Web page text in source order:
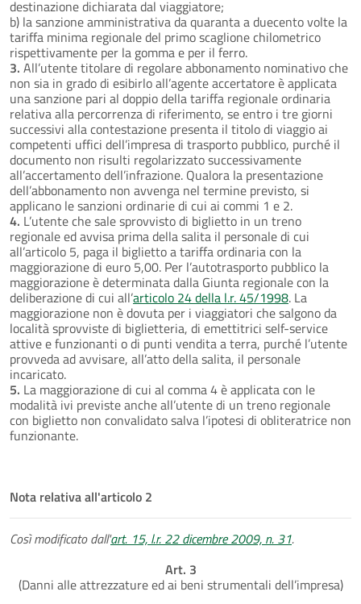
destinazione dichiarata dal viaggiatore;
b) la sanzione amministrativa da quaranta a duecento volte la
tariffa minima regionale del primo scaglione chilometrico
rispettivamente per la gomma e per il ferro.
3. All’utente titolare di regolare abbonamento nominativo che
non sia in grado di esibirlo all’agente accertatore è applicata
una sanzione pari al doppio della tariffa regionale ordinaria
relativa alla percorrenza di riferimento, se entro i tre giorni
successivi alla contestazione presenta il titolo di viaggio ai
competenti uffici dell’impresa di trasporto pubblico, purché il
documento non risulti regolarizzato successivamente
all’accertamento dell’infrazione. Qualora la presentazione
dell’abbonamento non avvenga nel termine previsto, si
applicano le sanzioni ordinarie di cui ai commi 1 e 2.
4. L’utente che sale sprovvisto di biglietto in un treno
regionale ed avvisa prima della salita il personale di cui
all’articolo 5, paga il biglietto a tariffa ordinaria con la
maggiorazione di euro 5,00. Per l’autotrasporto pubblico la
maggiorazione è determinata dalla Giunta regionale con la
deliberazione di cui all’articolo 24 della l.r. 45/1998. La
maggiorazione non è dovuta per i viaggiatori che salgono da
località sprovviste di biglietteria, di emettitrici self-service
attive e funzionanti o di punti vendita a terra, purché l’utente
provveda ad avvisare, all’atto della salita, il personale
incaricato.
5. La maggiorazione di cui al comma 4 è applicata con le
modalità ivi previste anche all’utente di un treno regionale
con biglietto non convalidato salva l’ipotesi di obliteratrice non
funzionante.
Nota relativa all'articolo 2
Così modificato dall'art. 15, l.r. 22 dicembre 2009, n. 31.
Art. 3
(Danni alle attrezzature ed ai beni strumentali dell’impresa)